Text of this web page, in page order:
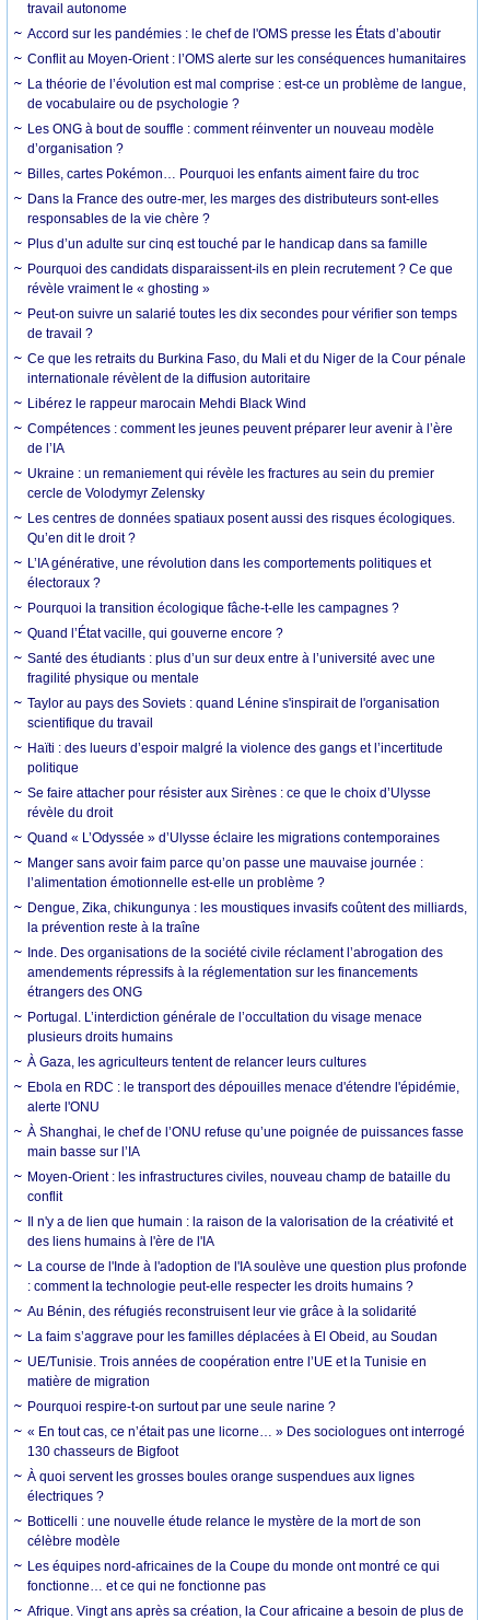
travail autonome
Accord sur les pandémies : le chef de l'OMS presse les États d’aboutir
Conflit au Moyen-Orient : l’OMS alerte sur les conséquences humanitaires
La théorie de l’évolution est mal comprise : est-ce un problème de langue,
de vocabulaire ou de psychologie ?
Les ONG à bout de souffle : comment réinventer un nouveau modèle
d’organisation ?
Billes, cartes Pokémon… Pourquoi les enfants aiment faire du troc
Dans la France des outre-mer, les marges des distributeurs sont-elles
responsables de la vie chère ?
Plus d’un adulte sur cinq est touché par le handicap dans sa famille
Pourquoi des candidats disparaissent-ils en plein recrutement ? Ce que
révèle vraiment le « ghosting »
Peut-on suivre un salarié toutes les dix secondes pour vérifier son temps
de travail ?
Ce que les retraits du Burkina Faso, du Mali et du Niger de la Cour pénale
internationale révèlent de la diffusion autoritaire
Libérez le rappeur marocain Mehdi Black Wind
Compétences : comment les jeunes peuvent préparer leur avenir à l’ère
de l’IA
Ukraine : un remaniement qui révèle les fractures au sein du premier
cercle de Volodymyr Zelensky
Les centres de données spatiaux posent aussi des risques écologiques.
Qu’en dit le droit ?
L’IA générative, une révolution dans les comportements politiques et
électoraux ?
Pourquoi la transition écologique fâche-t-elle les campagnes ?
Quand l’État vacille, qui gouverne encore ?
Santé des étudiants : plus d’un sur deux entre à l’université avec une
fragilité physique ou mentale
Taylor au pays des Soviets : quand Lénine s'inspirait de l'organisation
scientifique du travail
Haïti : des lueurs d’espoir malgré la violence des gangs et l’incertitude
politique
Se faire attacher pour résister aux Sirènes : ce que le choix d’Ulysse
révèle du droit
Quand « L’Odyssée » d’Ulysse éclaire les migrations contemporaines
Manger sans avoir faim parce qu’on passe une mauvaise journée :
l’alimentation émotionnelle est-elle un problème ?
Dengue, Zika, chikungunya : les moustiques invasifs coûtent des milliards,
la prévention reste à la traîne
Inde. Des organisations de la société civile réclament l’abrogation des
amendements répressifs à la réglementation sur les financements
étrangers des ONG
Portugal. L’interdiction générale de l’occultation du visage menace
plusieurs droits humains
À Gaza, les agriculteurs tentent de relancer leurs cultures
Ebola en RDC : le transport des dépouilles menace d'étendre l'épidémie,
alerte l'ONU
À Shanghai, le chef de l’ONU refuse qu’une poignée de puissances fasse
main basse sur l’IA
Moyen-Orient : les infrastructures civiles, nouveau champ de bataille du
conflit
Il n'y a de lien que humain : la raison de la valorisation de la créativité et
des liens humains à l'ère de l'IA
La course de l'Inde à l'adoption de l'IA soulève une question plus profonde
: comment la technologie peut-elle respecter les droits humains ?
Au Bénin, des réfugiés reconstruisent leur vie grâce à la solidarité
La faim s’aggrave pour les familles déplacées à El Obeid, au Soudan
UE/Tunisie. Trois années de coopération entre l’UE et la Tunisie en
matière de migration
Pourquoi respire-t-on surtout par une seule narine ?
« En tout cas, ce n’était pas une licorne… » Des sociologues ont interrogé
130 chasseurs de Bigfoot
À quoi servent les grosses boules orange suspendues aux lignes
électriques ?
Botticelli : une nouvelle étude relance le mystère de la mort de son
célèbre modèle
Les équipes nord-africaines de la Coupe du monde ont montré ce qui
fonctionne… et ce qui ne fonctionne pas
Afrique. Vingt ans après sa création, la Cour africaine a besoin de plus de